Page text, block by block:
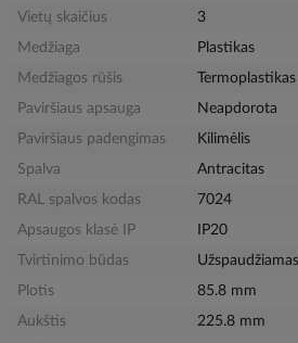
Vietų skaičius
3
Medžiaga
Plastikas
Medžiagos rūšis
Termoplastikas
Paviršiaus apsauga
Neapdorota
Paviršiaus padengimas
Kilimėlis
Spalva
Antracitas
RAL spalvos kodas
7024
Apsaugos klasė IP
IP20
Tvirtinimo būdas
Plotis
85.8 mm
Aukštis
225.8 mm